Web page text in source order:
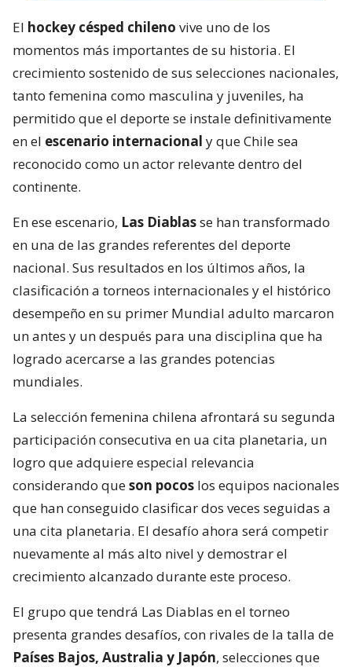
El hockey césped chileno vive uno de los
momentos más importantes de su historia. El
crecimiento sostenido de sus selecciones nacionales,
tanto femenina como masculina y juveniles, ha
permitido que el deporte se instale definitivamente
en el escenario internacional y que Chile sea
reconocido como un actor relevante dentro del
continente.
En ese escenario, Las Diablasse han transformado
en una de las grandes referentes del deporte
nacional. Sus resultados en los últimos años, la
clasificación a torneos internacionales y el histórico
desempeño en su primer Mundial adulto marcaron
un antes y un después para una disciplina que ha
logrado acercarse a las grandes potencias
mundiales.
La selección femenina chilena afrontará su segunda
participación consecutiva en ua cita planetaria, un
logro que adquiere especial relevancia
considerando queson pocos los equipos nacionales
que han conseguido clasificar dos veces seguidas a
una cita planetaria. El desafío ahora será competir
nuevamente al más alto nivel y demostrar el
crecimiento alcanzado durante este proceso.
El grupo que tendrá Las Diablas en el torneo
presenta grandes desafíos, con rivales de la talla de
Países Bajos, Australia y Japón, selecciones que